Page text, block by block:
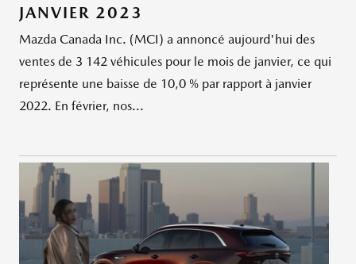
JANVIER 2023
Mazda Canada Inc. (MCI) a annoncé aujourd'hui des
ventes de 3 142 véhicules pour le mois de janvier, ce qui
représente une baisse de 10,0 % par rapport à janvier
2022. En février, nos...